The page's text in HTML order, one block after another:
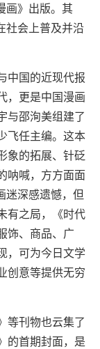
画》出版。其
社会上普及并沿
中国的近现代报
，更是中国漫画
与邵洵美组建了
飞任主编。这本
象的拓展、针砭
呐喊，方方面面
迷深感遗憾，但
有之局，《时代
饰、商品、广
，可为今日文学
创意等提供无穷
等刊物也云集了
的首期封面，是